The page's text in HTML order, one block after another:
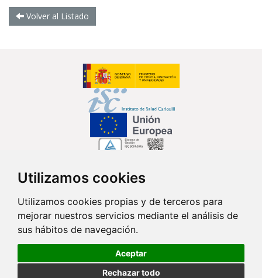
Utilizamos cookies
Utilizamos cookies propias y de terceros para
mejorar nuestros servicios mediante el análisis de
sus hábitos de navegación.
Aceptar
Rechazar todo
Volver al Listado
Síguenos en...
Contacto
Av. Monforte de Lemos, 3-5. Pabellón 11. Planta 0 28029 Madrid
info@ciberisciii.es